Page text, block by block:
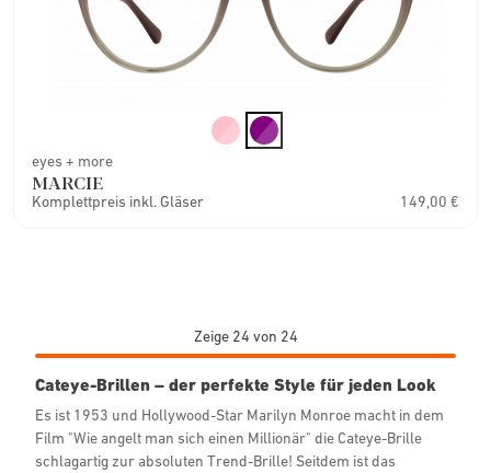
eyes + more
MARCIE
Komplettpreis inkl. Gläser 149,00 €
Zeige 24 von 24
Cateye-Brillen – der perfekte Style für jeden Look
Es ist 1953 und Hollywood-Star Marilyn Monroe macht in dem
Film "Wie angelt man sich einen Millionär" die Cateye-Brille
schlagartig zur absoluten Trend-Brille! Seitdem ist das